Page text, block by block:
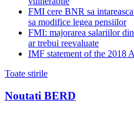
FMI cere BNR sa
sa modifice legea pensiilor
FMI: majorarea salariilor
ar trebui reevaluate
IMF statement of the 2018
Toate stirile
Noutati BERD